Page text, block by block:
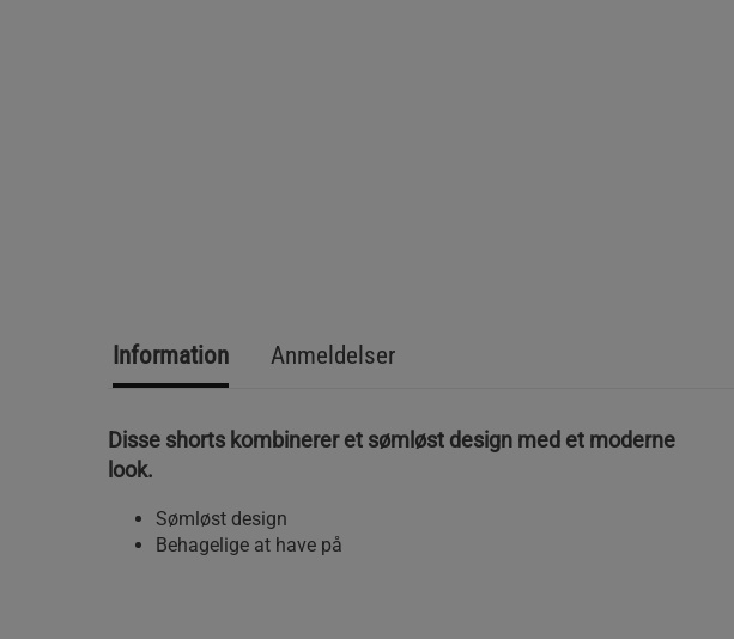
Information Anmeldelser
Disse shorts kombinerer et sømløst design med et moderne
look.
Sømløst design
Behagelige at have på